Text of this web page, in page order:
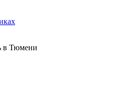
в Тюмени